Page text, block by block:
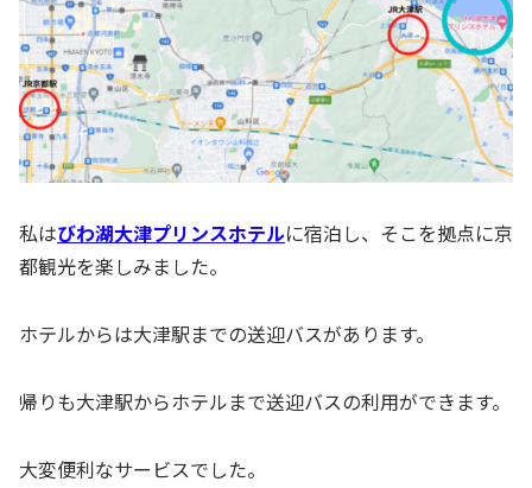
私はびわ湖大津プリンスホテルに宿泊し、そこを拠点に京
都観光を楽しみました。
ホテルからは大津駅までの送迎バスがあります。
帰りも大津駅からホテルまで送迎バスの利用ができます。
大変便利なサービスでした。